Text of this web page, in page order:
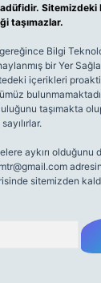
Sitemizdeki
taşımazlar.
Bilgi
bir Yer
içerikleri
taşımakta
aykırı olduğunu
sitemizden